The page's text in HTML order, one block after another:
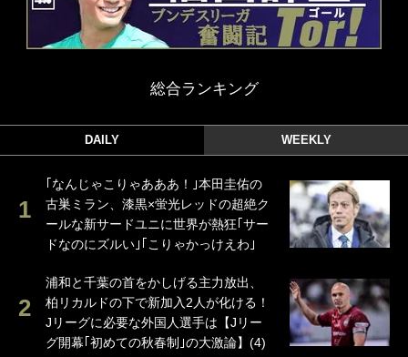
総合ランキング
DAILY WEEKLY
｢なんじゃこりゃあああ！｣本田圭佑の
古巣ミラン、漆黒×蛍光レッドの超絶ク
ールな新サードユニに世界が熱狂｢サー
ドなのにズルい｣｢こりゃかっけえわ｣
浦和と千葉の首をかしげる主力放出、
柏リカルドの下で新加入2人が化ける！
Jリーグに必要な外国人選手は【Jリー
グ開幕｢初めての秋春制｣の大激論】(4)